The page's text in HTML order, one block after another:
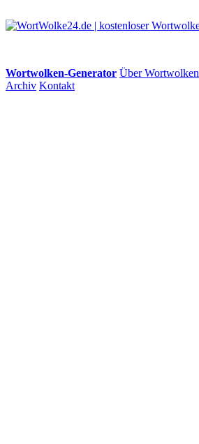
Wortwolken-Generator Über Wortwolken
Archiv Kontakt